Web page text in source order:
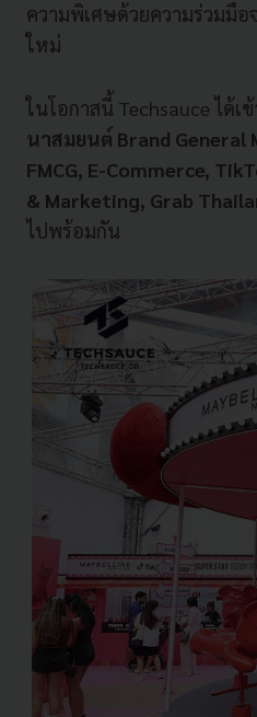
ความพิเศษด้วยความร่วมมื
ใหม่
ในโอกาสนี้ Techsauce ได้
นาสมยนต์ Brand General
FMCG, E-Commerce,
& Marketing, Grab
ไปพร้อมกัน